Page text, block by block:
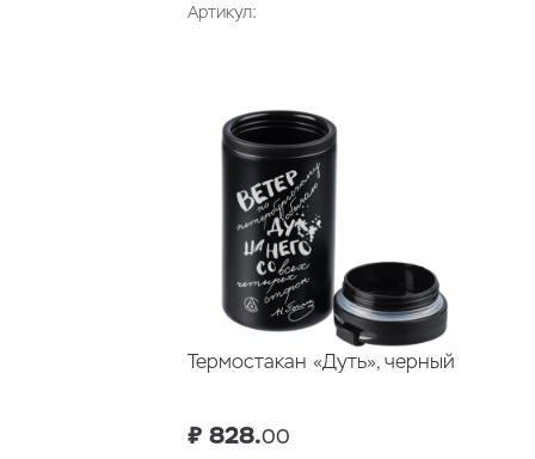
Артикул:
Термостакан «Дуть», черный
₽ 828.00